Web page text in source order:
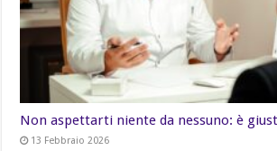
Non aspettarti niente da nessuno: è
13 Febbraio 2026